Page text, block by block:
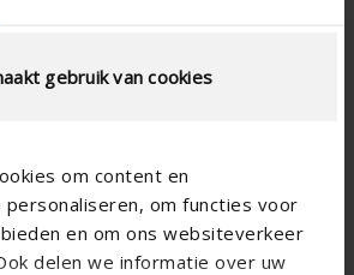
gebruik van cookies
om content en
om functies voor
en om ons websiteverkeer
delen we informatie over uw
46
50
-